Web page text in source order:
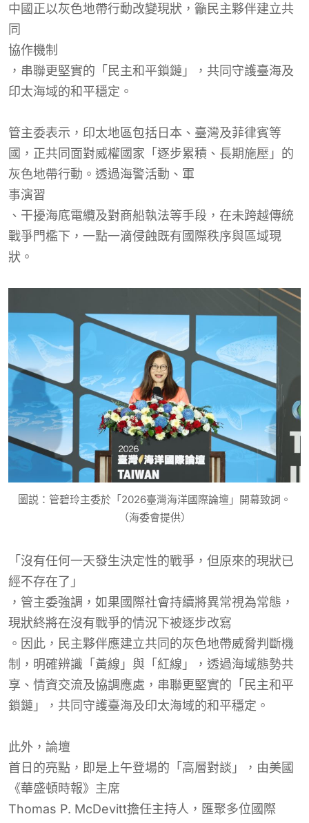
中國正以灰色地帶行動改變現狀，籲民主夥伴建立共
同
協作機制
，串聯更堅實的「民主和平鎖鏈」，共同守護臺海及
印太海域的和平穩定。
管主委表示，印太地區包括日本、臺灣及菲律賓等
國，正共同面對威權國家「逐步累積、長期施壓」的
灰色地帶行動。透過海警活動、軍
事演習
、干擾海底電纜及對商船執法等手段，在未跨越傳統
戰爭門檻下，一點一滴侵蝕既有國際秩序與區域現
狀。
圖説：管碧玲主委於「2026臺灣海洋國際論壇」開幕致詞。
（海委會提供）
「沒有任何一天發生決定性的戰爭，但原來的現狀已
經不存在了」
，管主委強調， 如果國際社會持續將異常視為常態，
現狀終將在沒有戰爭的情況下被逐步改寫
。因此，民主夥伴應建立共同的灰色地帶威脅判斷機
制，明確辨識「黃線」與「紅線」，透過海域態勢共
享、情資交流及協調應處，串聯更堅實的「民主和平
鎖鏈」，共同守護臺海及印太海域的和平穩定。
此外， 論壇
首日的亮點，即是上午登場的「高層對談」，由美國
《華盛頓時報》主席
Thomas P. McDevitt擔任主持人， 匯聚多位國際